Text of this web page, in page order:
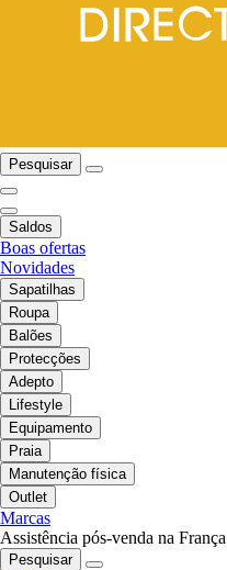
Pesquisar
Saldos
Boas ofertas
Novidades
Sapatilhas
Roupa
Balões
Protecções
Adepto
Lifestyle
Equipamento
Praia
Manutenção física
Outlet
Marcas
Assistência pós-venda na França
Pesquisar